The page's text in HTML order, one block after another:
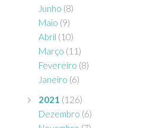
Junho (8)
Maio (9)
Abril (10)
Março (11)
Fevereiro (8)
Janeiro (6)
2021 (126)
Dezembro (6)